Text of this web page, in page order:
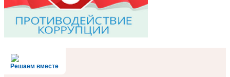
Решаем вместе